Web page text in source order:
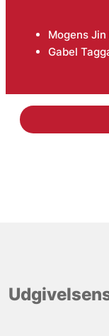
Mogens
Gabel